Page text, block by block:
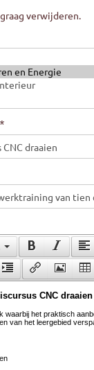
verwijderen.
*